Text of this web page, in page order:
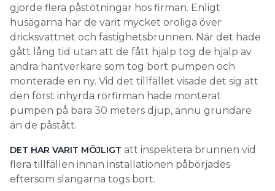
gjorde flera påstötningar hos firman. Enligt
husägarna har de varit mycket oroliga över
dricksvattnet och fastighetsbrunnen. När det hade
gått lång tid utan att de fått hjälp tog de hjälp av
andra hantverkare som tog bort pumpen och
monterade en ny. Vid det tillfället visade det sig att
den först inhyrda rörfirman hade monterat
pumpen på bara 30 meters djup, ännu grundare
än de påstått.
DET HAR VARIT MÖJLIGT att inspektera brunnen vid
flera tillfällen innan installationen påbörjades
eftersom slangarna togs bort.